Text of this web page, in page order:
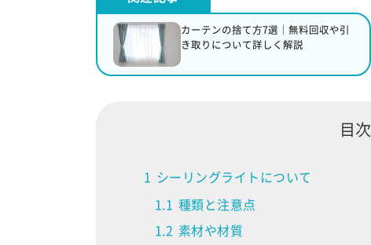
カーテンの捨て方7選｜無料回収や引
き取りについて詳しく解説
目次
1 シーリングライトについて
1.1 種類と注意点
1.2 素材や材質